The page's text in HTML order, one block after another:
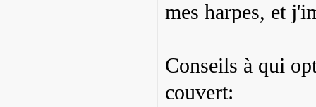
mes harpes, et
Conseils à qui
couvert: